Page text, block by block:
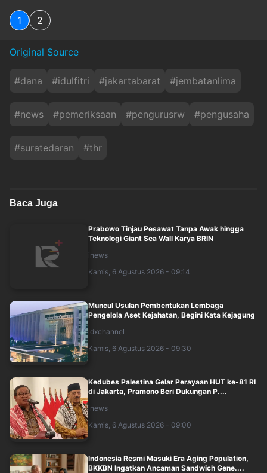
1 2
Original Source
#dana #idulfitri #jakartabarat #jembatanlima
#news #pemeriksaan #pengurusrw #pengusaha
#suratedaran #thr
Baca Juga
Prabowo Tinjau Pesawat Tanpa Awak hingga
Teknologi Giant Sea Wall Karya BRIN
inews
Kamis, 6 Agustus 2026 - 09:14
Muncul Usulan Pembentukan Lembaga
Pengelola Aset Kejahatan, Begini Kata Kejagung
idxchannel
Kamis, 6 Agustus 2026 - 09:30
Kedubes Palestina Gelar Perayaan HUT ke-81 RI
di Jakarta, Pramono Beri Dukungan P....
inews
Kamis, 6 Agustus 2026 - 09:00
Indonesia Resmi Masuki Era Aging Population,
BKKBN Ingatkan Ancaman Sandwich Gene....